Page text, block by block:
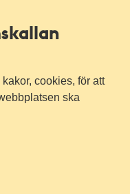
cookies, för att
ska